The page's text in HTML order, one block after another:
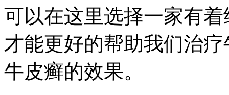
可以在这里选择一家有
才能更好的帮助我们治
牛皮癣的效果。